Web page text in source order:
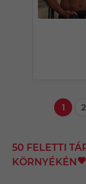
1 2
50 FELETTI
KÖRNYÉKÉN